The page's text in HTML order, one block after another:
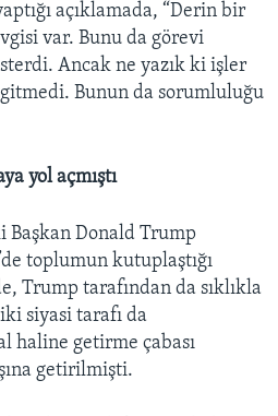
açıklamada, “Derin bir
var. Bunu da görevi
Ancak ne yazık ki işler
Bunun da sorumluluğu
yol açmıştı
Başkan Donald Trump
toplumun kutuplaştığı
Trump tarafından da sıklıkla
siyasi tarafı da
haline getirme çabası
getirilmişti.